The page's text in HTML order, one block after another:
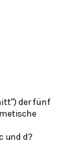
der fünf
und d?